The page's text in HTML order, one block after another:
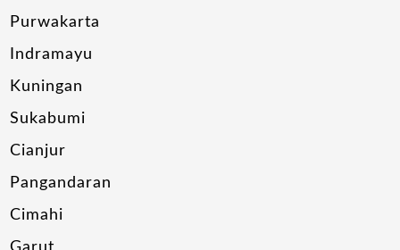
Purwakarta
Indramayu
Kuningan
Sukabumi
Cianjur
Pangandaran
Cimahi